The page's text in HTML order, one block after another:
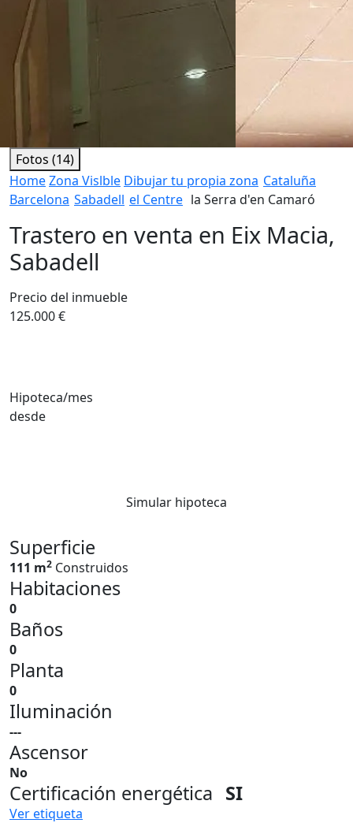
Fotos (14)
HomeZona Vislble Dibujar tu propia zona Cataluña
Barcelona Sabadell el Centre la Serra d'en Camaró
Trastero en venta en Eix Macia,
Sabadell
Precio del inmueble
125.000 €
Hipoteca/mes
desde
Simular hipoteca
Superficie
111 m2 Construidos
Habitaciones
0
Baños
0
Planta
0
Iluminación
---
Ascensor
No
Certificación energética SI
Ver etiqueta